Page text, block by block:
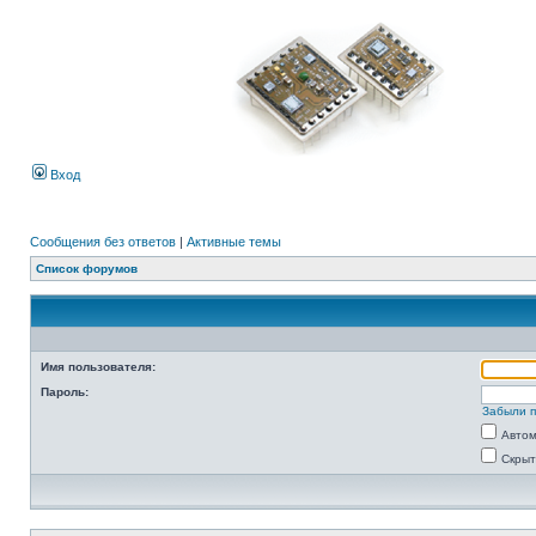
Вход
Сообщения без ответов | Активные темы
Список форумов
Имя пользователя:
Пароль:
Забыли